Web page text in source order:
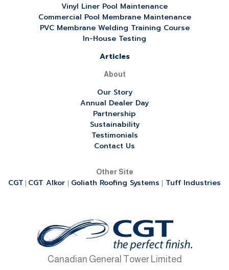
Vinyl Liner Pool Maintenance
Commercial Pool Membrane Maintenance
PVC Membrane Welding Training Course
In-House Testing
Articles
About
Our Story
Annual Dealer Day
Partnership
Sustainability
Testimonials
Contact Us
Other Site
CGT CGT Alkor Goliath Roofing Systems Tuff Industries
Canadian General Tower Limited